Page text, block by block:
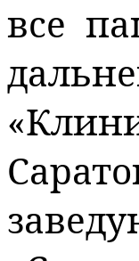
все